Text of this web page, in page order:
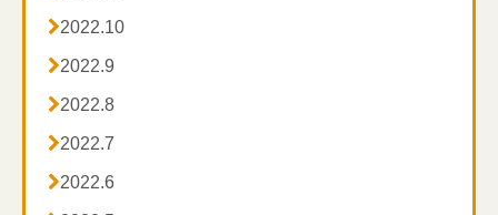
2022.10
2022.9
2022.8
2022.7
2022.6